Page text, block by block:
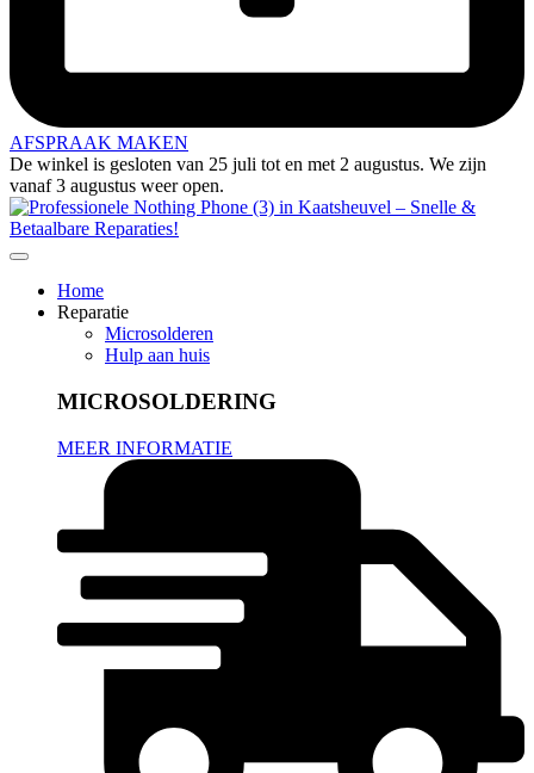
AFSPRAAK MAKEN
De winkel is gesloten van 25 juli tot en met 2 augustus. We zijn
vanaf 3 augustus weer open.
Home
Reparatie
Microsolderen
Hulp aan huis
MICROSOLDERING
MEER INFORMATIE